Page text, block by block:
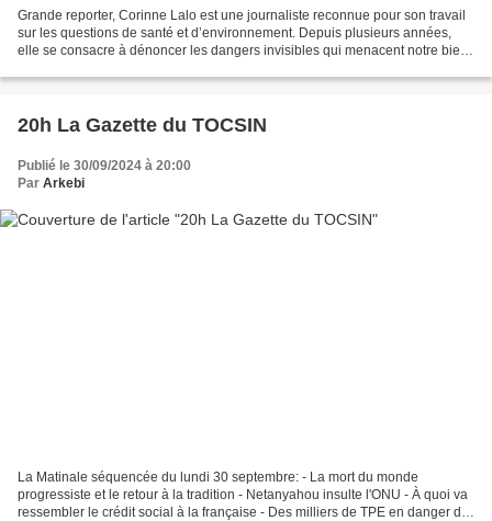
Grande reporter, Corinne Lalo est une journaliste reconnue pour son travail
sur les questions de santé et d’environnement. Depuis plusieurs années,
elle se consacre à dénoncer les dangers invisibles qui menacent notre bien-
20h La Gazette du TOCSIN
Publié le 30/09/2024 à 20:00
Par Arkebi
La Matinale séquencée du lundi 30 septembre: - La mort du monde
progressiste et le retour à la tradition - Netanyahou insulte l'ONU - À quoi va
ressembler le crédit social à la française - Des milliers de TPE en danger de